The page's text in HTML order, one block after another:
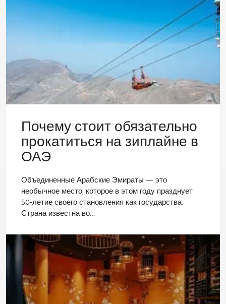
Почему стоит обязательно
прокатиться на зиплайне в
ОАЭ
Объединенные Арабские Эмираты — это
необычное место, которое в этом году празднует
50-летие своего становления как государства.
Страна известна во…